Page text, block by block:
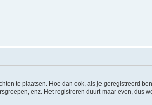
te plaatsen. Hoe dan ook, als je geregistreerd
enz. Het registreren duurt maar even, dus